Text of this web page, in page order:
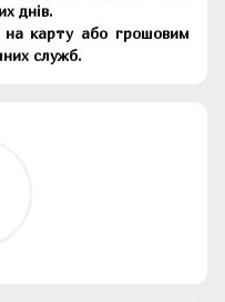
днів.
на карту або грошовим
служб.